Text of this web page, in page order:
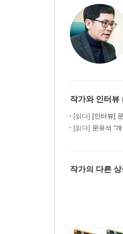
4부 공정도 공존을
_세상에서 제일 꼴
정의란 무엇인가
우리가 바라는 공정
작가와 인터뷰
[읽다] [인터뷰]
[읽다] 문유석 “
작가의 다른